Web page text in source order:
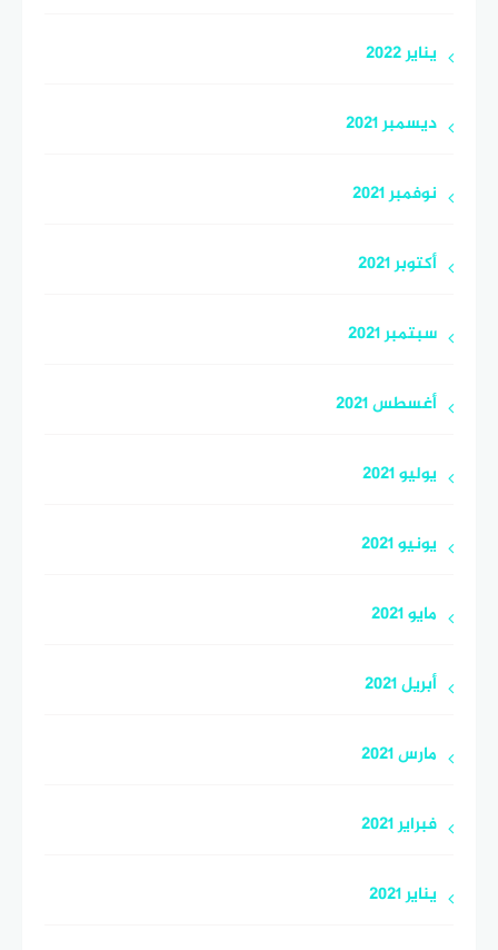
يناير 2022
ديسمبر 2021
نوفمبر 2021
أكتوبر 2021
سبتمبر 2021
أغسطس 2021
يوليو 2021
يونيو 2021
مايو 2021
أبريل 2021
مارس 2021
فبراير 2021
يناير 2021